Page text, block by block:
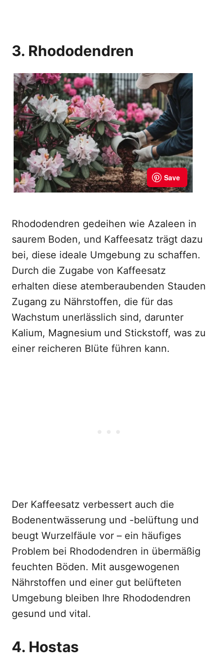
3. Rhododendren
Rhododendren gedeihen wie Azaleen in
saurem Boden, und Kaffeesatz trägt dazu
bei, diese ideale Umgebung zu schaffen.
Durch die Zugabe von Kaffeesatz
erhalten diese atemberaubenden Stauden
Zugang zu Nährstoffen, die für das
Wachstum unerlässlich sind, darunter
Kalium, Magnesium und Stickstoff, was zu
einer reicheren Blüte führen kann.
Der Kaffeesatz verbessert auch die
Bodenentwässerung und -belüftung und
beugt Wurzelfäule vor – ein häufiges
Problem bei Rhododendren in übermäßig
feuchten Böden. Mit ausgewogenen
Nährstoffen und einer gut belüfteten
Umgebung bleiben Ihre Rhododendren
gesund und vital.
4. Hostas